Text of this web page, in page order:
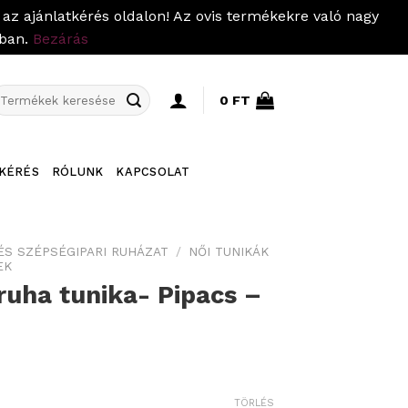
ajánlatkérés oldalon! Az ovis termékekre való nagy
Bezárás
0 FT
RÓLUNK KAPCSOLAT
SZÉPSÉGIPARI RUHÁZAT /
NŐI TUNIKÁK
tunika- Pipacs –
TÖRLÉS